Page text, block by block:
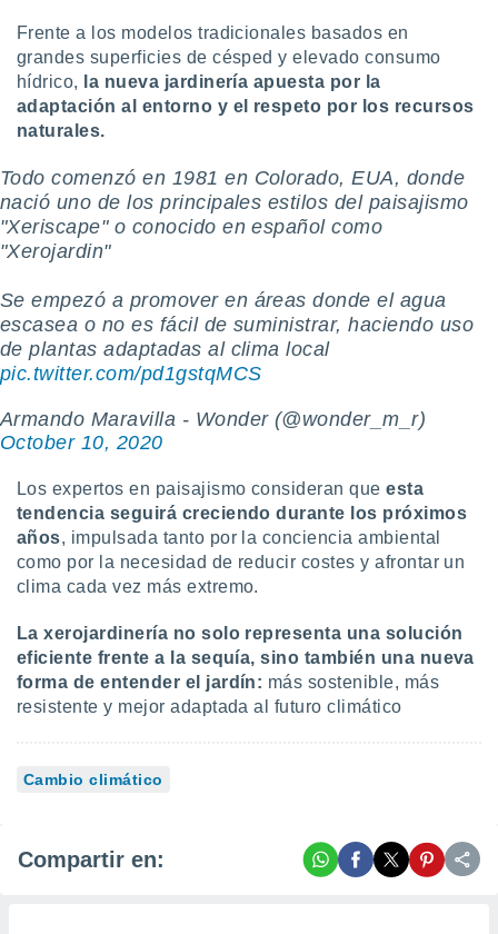
Frente a los modelos tradicionales basados en
grandes superficies de césped y elevado consumo
hídrico,
la nueva jardinería apuesta por la
adaptación al entorno y el respeto por los recursos
naturales.
Todo comenzó en 1981 en Colorado, EUA, donde
nació uno de los principales estilos del paisajismo
"Xeriscape" o conocido en español como
"Xerojardin"
Se empezó a promover en áreas donde el agua
escasea o no es fácil de suministrar, haciendo uso
de plantas adaptadas al clima local
pic.twitter.com/pd1gstqMCS
Armando Maravilla - Wonder (@wonder_m_r)
October 10, 2020
Los expertos en paisajismo consideran queesta
tendencia seguirá creciendo durante los próximos
años, impulsada tanto por la conciencia ambiental
como por la necesidad de reducir costes y afrontar un
clima cada vez más extremo.
La xerojardinería no solo representa una solución
eficiente frente a la sequía, sino también una nueva
forma de entender el jardín: más sostenible, más
resistente y mejor adaptada al futuro climático
Cambio climático
Compartir en: